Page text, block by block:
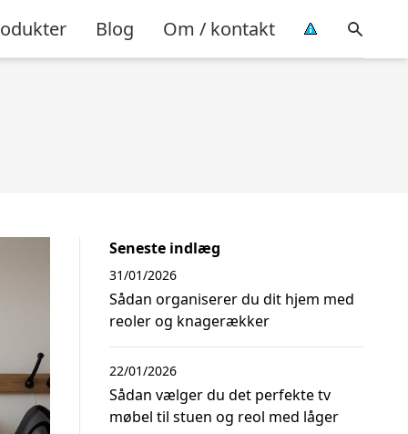
Blog Om / kontakt
Seneste indlæg
Sådan organiserer du dit hjem med
reoler og knagerækker
31/01/2026
Sådan vælger du det perfekte tv
møbel til stuen og reol med låger
22/01/2026